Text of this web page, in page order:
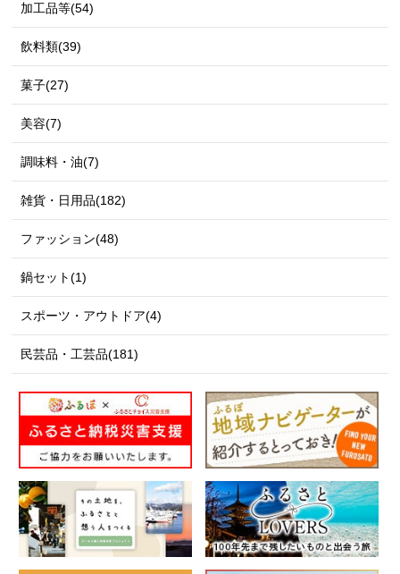
加工品等(54)
飲料類(39)
菓子(27)
美容(7)
調味料・油(7)
雑貨・日用品(182)
ファッション(48)
鍋セット(1)
スポーツ・アウトドア(4)
民芸品・工芸品(181)